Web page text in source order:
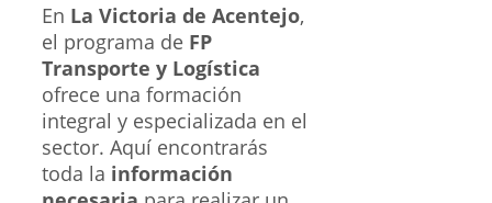
En La Victoria de Acentejo,
el programa de FP
Transporte y Logística
ofrece una formación
integral y especializada en el
sector. Aquí encontrarás
toda la información